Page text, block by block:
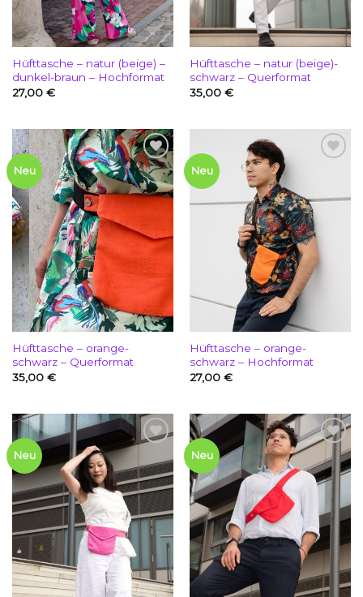
Hüfttasche – natur (beige) –
dunkel-braun – Hochformat
27,00 €
Hüfttasche – natur (beige)-
schwarz – Querformat
35,00 €
Neu
Add to
wishlist
Hüfttasche – orange-
schwarz – Querformat
35,00 €
Neu
Hüfttasche – orange-
schwarz – Hochformat
27,00 €
Neu
wishlist
Neu
Add to
wishlist